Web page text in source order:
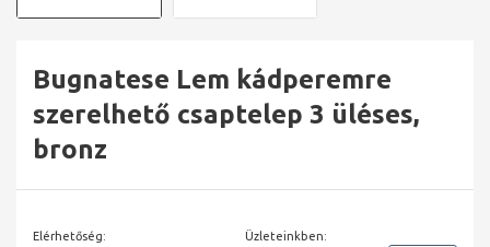
Bugnatese Lem kádperemre
szerelhető csaptelep 3 üléses,
bronz
Elérhetőség: Üzleteinkben: